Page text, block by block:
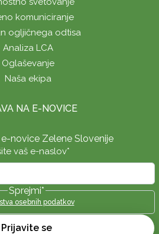
komuniciranje
ogljičnega odtisa
Analiza LCA
Oglaševanje
Naša ekipa
NA E-NOVICE
e-novice Zelene Slovenije
vaš e-naslov*
Sprejmi*
osebnih podatkov
Prijavite se